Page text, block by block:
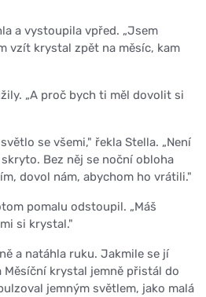
a vystoupila vpřed. „Jsem
vzít krystal zpět na měsíc, kam
„A proč bych ti měl dovolit si
se všemi," řekla Stella. „Není
Bez něj se noční obloha
dovol nám, abychom ho vrátili."
pomalu odstoupil. „Máš
si krystal."
a natáhla ruku. Jakmile se jí
krystal jemně přistál do
jemným světlem, jako malá